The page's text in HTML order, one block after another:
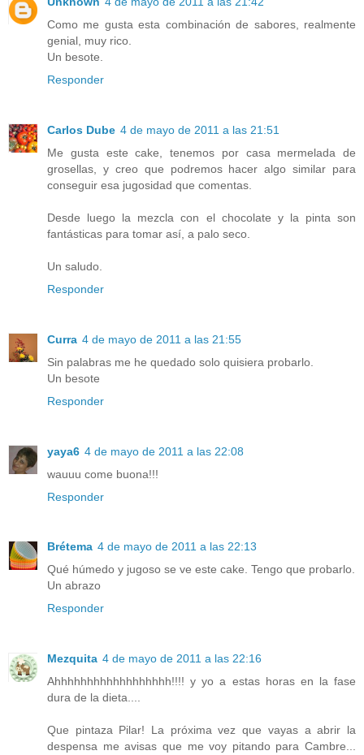
Como me gusta esta combinación de sabores, realmente
genial, muy rico.
Un besote.
Responder
Carlos Dube 4 de mayo de 2011 a las 21:51
Me gusta este cake, tenemos por casa mermelada de
grosellas, y creo que podremos hacer algo similar para
conseguir esa jugosidad que comentas.
Desde luego la mezcla con el chocolate y la pinta son
fantásticas para tomar así, a palo seco.
Un saludo.
Responder
Curra 4 de mayo de 2011 a las 21:55
Sin palabras me he quedado solo quisiera probarlo.
Un besote
Responder
yaya6 4 de mayo de 2011 a las 22:08
wauuu come buona!!!
Responder
Brétema 4 de mayo de 2011 a las 22:13
Qué húmedo y jugoso se ve este cake. Tengo que probarlo.
Un abrazo
Responder
Mezquita 4 de mayo de 2011 a las 22:16
Ahhhhhhhhhhhhhhhhhh!!!! y yo a estas horas en la fase
dura de la dieta....
Que pintaza Pilar! La próxima vez que vayas a abrir la
despensa me avisas que me voy pitando para Cambre...